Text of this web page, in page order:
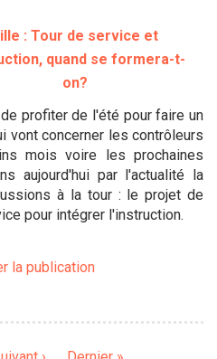
: Tour de service et
quand se formera-t-
on?
profiter de l'été pour faire un
vont concerner les contrôleurs
mois voire les prochaines
aujourd'hui par l'actualité la
à la tour : le projet de
pour intégrer l'instruction.
la publication